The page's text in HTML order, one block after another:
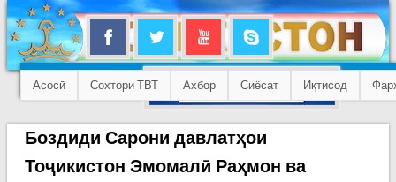
Асосӣ Сохтори ТВТ Ахбор Сиёсат Иқтисод
Боздиди Сарони давлатҳои
Тоҷикистон Эмомалӣ Раҳмон ва